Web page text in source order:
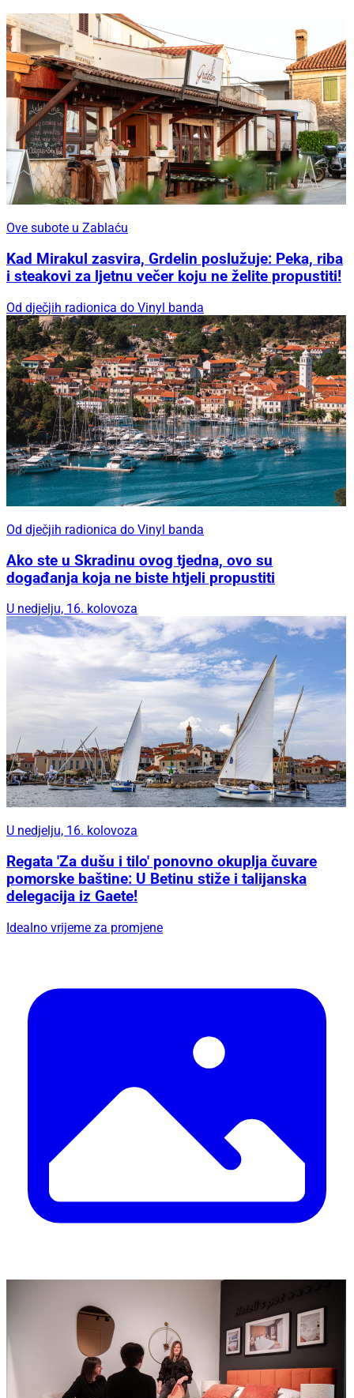
Ove subote u Zablaću
Kad Mirakul zasvira, Grdelin poslužuje: Peka, riba
i steakovi za ljetnu večer koju ne želite propustiti!
Od dječjih radionica do Vinyl banda
Od dječjih radionica do Vinyl banda
Ako ste u Skradinu ovog tjedna, ovo su
događanja koja ne biste htjeli propustiti
U nedjelju, 16. kolovoza
U nedjelju, 16. kolovoza
Regata 'Za dušu i tilo' ponovno okuplja čuvare
pomorske baštine: U Betinu stiže i talijanska
delegacija iz Gaete!
Idealno vrijeme za promjene